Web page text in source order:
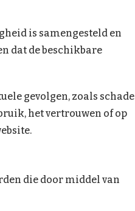
is samengesteld en
dat de beschikbare
gevolgen, zoals schade
het vertrouwen of op
die door middel van